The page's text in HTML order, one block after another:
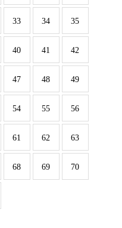
33 34 35
40 41 42
47 48 49
54 55 56
61 62 63
68 69 70